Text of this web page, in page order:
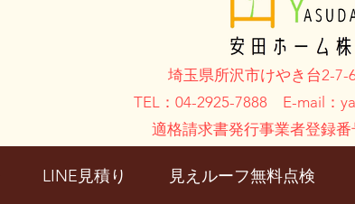
埼玉県所沢市けやき台2-
TEL：04-2925-7888 E-mail：
適格請求書発行事業者登録番
LINE見積り 見えルーフ無料点検